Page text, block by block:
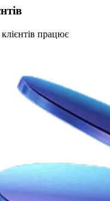
працює